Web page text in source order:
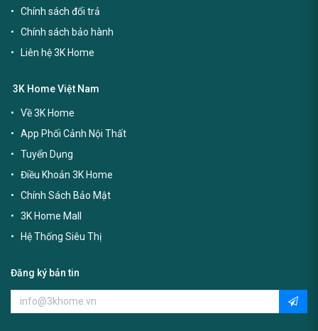
Chính sách đổi trả
Chính sách bảo hành
Liên hệ 3K Home
3K Home Việt Nam
Về 3K Home
App Phối Cảnh Nội Thất
Tuyển Dụng
Điều Khoản 3K Home
Chính Sách Bảo Mật
3K Home Mall
Hệ Thống Siêu Thị
Đăng ký bản tin